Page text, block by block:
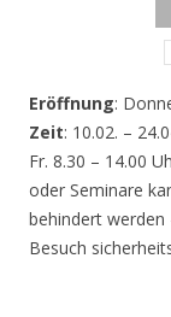
Eröffnung:
Zeit: 10.02. –
Fr. 8.30 – 14.00
oder Seminare
behindert
Besuch